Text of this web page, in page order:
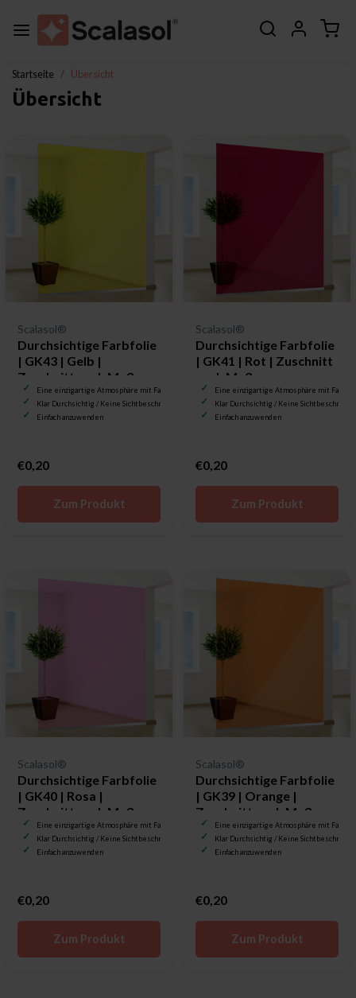
Startseite Übersicht
Übersicht
Scalasol®
Durchsichtige Farbfolie
| GK43 | Gelb |
Zuschnitt nach Maß
Eine einzigartige Atmosphäre mit Farbe
Klar Durchsichtig / Keine Sichtbeschränkung
Einfach anzuwenden
€0,20
Zum Produkt
Scalasol®
Durchsichtige Farbfolie
| GK41 | Rot | Zuschnitt
nach Maß
Eine einzigartige Atmosphäre mit Farbe
Klar Durchsichtig / Keine
Einfach anzuwenden
€0,20
Zum Produkt
Scalasol®
Durchsichtige Farbfolie
| GK40 | Rosa |
Zuschnitt nach Maß
Eine einzigartige Atmosphäre mit Farbe
Klar Durchsichtig / Keine Sichtbeschränkung
Einfach anzuwenden
€0,20
Zum Produkt
Scalasol®
Durchsichtige Farbfolie
| GK39 | Orange |
Zuschnitt nach Maß
Eine einzigartige Atmosphäre mit Farbe
Klar Durchsichtig / Keine
Einfach anzuwenden
€0,20
Zum Produkt